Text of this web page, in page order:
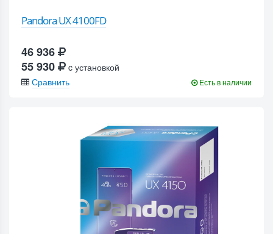
Pandora UX 4100FD
46 936
55 930
c установкой
Сравнить
Есть в наличии